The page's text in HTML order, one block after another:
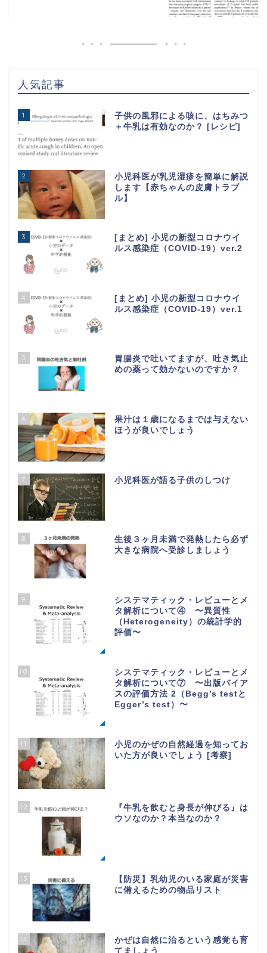
人気記事
1
子供の風邪による咳に、はちみつ
＋牛乳は有効なのか？ [レシピ]
2
小児科医が乳児湿疹を簡単に解説
します【赤ちゃんの皮膚トラブ
ル】
3
[まとめ] 小児の新型コロナウイ
ルス感染症（COVID-19）ver.2
4
[まとめ] 小児の新型コロナウイ
ルス感染症（COVID-19）ver.1
5
胃腸炎で吐いてますが、吐き気止
めの薬って効かないのですか？
6
果汁は１歳になるまでは与えない
ほうが良いでしょう
7 小児科医が語る子供のしつけ
8
生後３ヶ月未満で発熱したら必ず
大きな病院へ受診しましょう
9
システマティック・レビューとメ
タ解析について④ 〜異質性
（Heterogeneity）の統計学的
評価〜
10
システマティック・レビューとメ
タ解析について⑦ 〜出版バイア
スの評価方法 2（Begg’s testと
Egger’s test）〜
11
小児のかぜの自然経過を知ってお
いた方が良いでしょう [考察]
12
『牛乳を飲むと身長が伸びる』は
ウソなのか？本当なのか？
13
【防災】乳幼児のいる家庭が災害
に備えるための物品リスト
14
かぜは自然に治るという感覚も育
てましょう